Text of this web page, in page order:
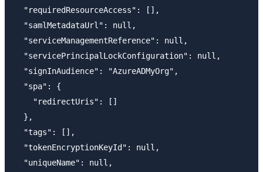
  "requiredResourceAccess": [],
  "samlMetadataUrl": null,
  "serviceManagementReference": null,
  "servicePrincipalLockConfiguration": null,
  "signInAudience": "AzureADMyOrg",
  "spa": {
    "redirectUris": []
  },
  "tags": [],
  "tokenEncryptionKeyId": null,
  "uniqueName": null,